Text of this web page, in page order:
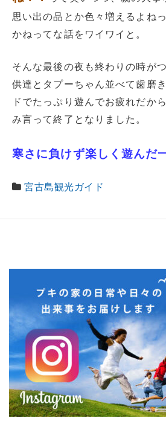
思い出の品とか色々増えるよね
かねってな話をワイワイと。
そんな最後の夜も終わりの時が
供達とタプーちゃん並べて歯磨
ドでたっぷり遊んでお疲れだか
み言って終了となりました。
寒さに負けず楽しく遊んだ
宮古島観光ガイド